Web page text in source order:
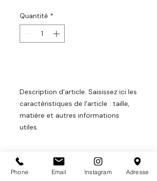
Quantité *
Description d'article. Saisissez ici les
caractéristiques de l'article : taille,
matière et autres informations
utiles.
DÉTAILS D'ARTICLE
Détails d'article. Saisissez ici les
Phone Email Instagram Adresse